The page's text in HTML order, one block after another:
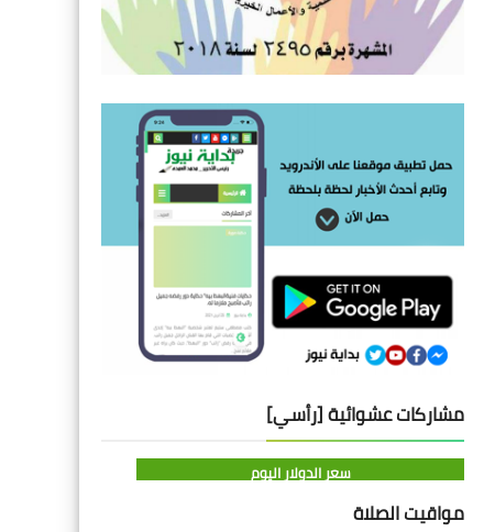
مشاركات عشوائية [رأسي]
سعر الدولار اليوم
مواقيت الصلاة